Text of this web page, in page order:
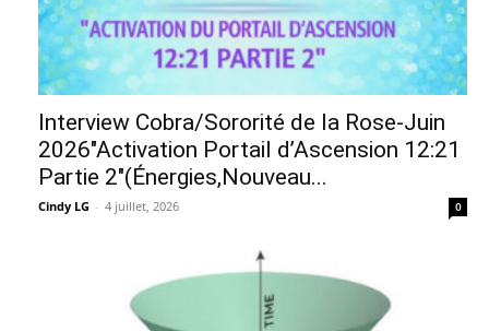
Interview Cobra/Sororité de la Rose-Juin
2026″Activation Portail d’Ascension 12:21
Partie 2″(Énergies,Nouveau...
Cindy LG - 4 juillet, 2026 0